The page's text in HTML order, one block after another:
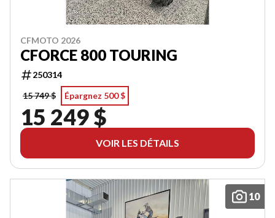
CFMOTO 2026
CFORCE 800 TOURING
250314
15 749 $
Épargnez 500 $
15 249 $
VOIR LES DÉTAILS
10